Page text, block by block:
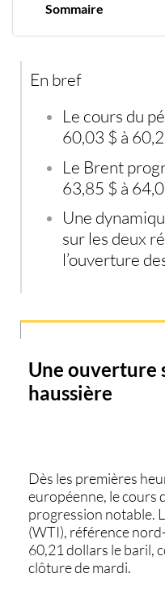
Sommaire
En bref
Le cours du
60,03 $ à
Le Brent
63,85 $ à
Une
sur les deux
l’ouverture
Une ouverture
haussière
Dès les premières
européenne, lecours
progression notable.
(WTI), référence
60,21 dollars le baril,
clôture de mardi.